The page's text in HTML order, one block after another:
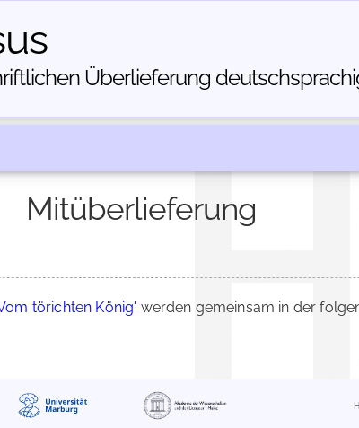
Über­lieferung
Mitüberlieferung
törichten König' werden gemeinsam in der